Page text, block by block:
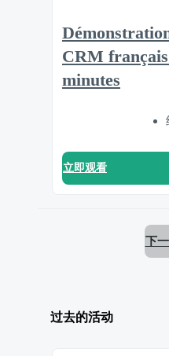
CRM
minutes
立即观看
下
过去的活动